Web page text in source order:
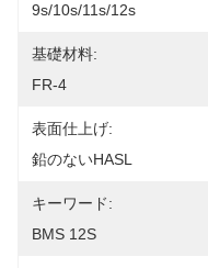
9s/10s/11s/12s
基礎材料:
FR-4
表面仕上げ:
鉛のないHASL
キーワード:
BMS 12S